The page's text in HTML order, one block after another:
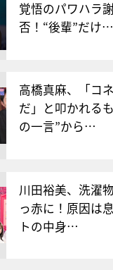
覚悟のパワハラ
否！“後輩”だけ…
高橋真麻、「コ
だ」と叩かれる
の一言”から…
川田裕美、洗濯
っ赤に！原因は
トの中身…